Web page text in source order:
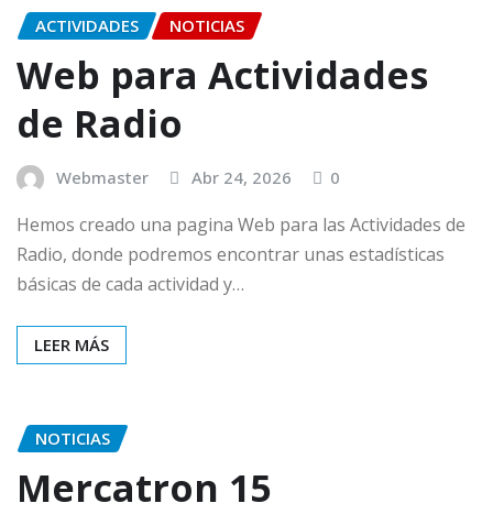
ACTIVIDADES NOTICIAS
Web para Actividades
de Radio
Webmaster Abr 24, 2026 0
Hemos creado una pagina Web para las Actividades de
Radio, donde podremos encontrar unas estadísticas
básicas de cada actividad y…
LEER MÁS
NOTICIAS
Mercatron 15